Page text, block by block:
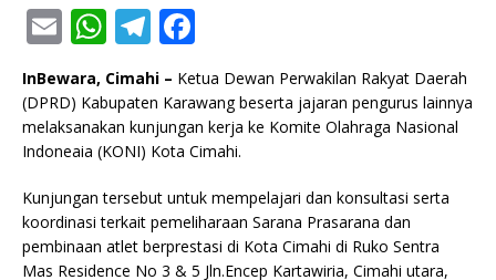
E
ai
l
W
h
at
s
A
p
p
T
el
e
g
ra
m
a
c
e
b
o
o
InBewara, Cimahi – Ketua Dewan Perwakilan Rakyat Daerah
(DPRD) Kabupaten Karawang beserta jajaran pengurus lainnya
melaksanakan kunjungan kerja ke Komite Olahraga Nasional
Indoneaia (KONI) Kota Cimahi.
Kunjungan tersebut untuk mempelajari dan konsultasi serta
koordinasi terkait pemeliharaan Sarana Prasarana dan
pembinaan atlet berprestasi di Kota Cimahi di Ruko Sentra
Mas Residence No 3 & 5 Jln.Encep Kartawiria, Cimahi utara,